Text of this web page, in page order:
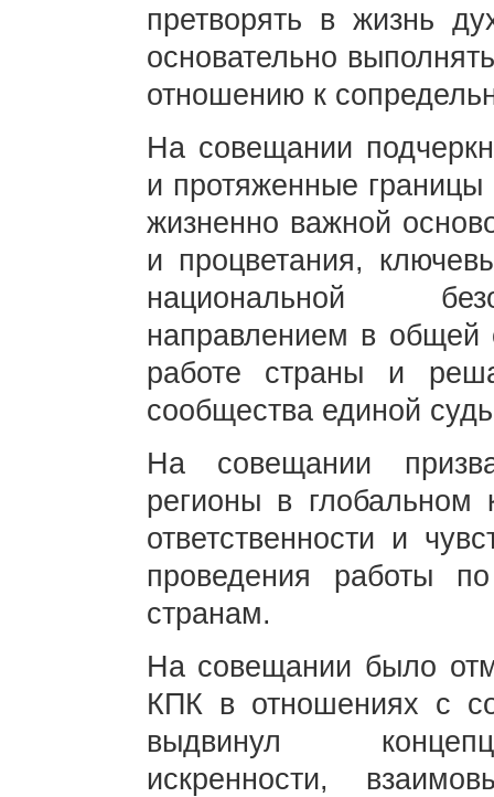
претворять в жизнь
основательно
отношению к
На совещании
и протяженные
жизненно важной
и процветания,
национальной
направлением в общей
работе страны и
сообщества единой
На совещании
регионы в глобальном
ответственности и
проведения работы
странам.
На совещании было
КПК в отношениях с
выдвинул
искренности,